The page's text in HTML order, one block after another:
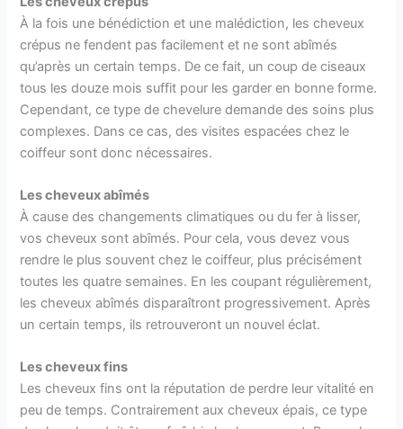
À la fois une bénédiction et une malédiction, les cheveux
crépus ne fendent pas facilement et ne sont abîmés
qu’après un certain temps. De ce fait, un coup de ciseaux
tous les douze mois suffit pour les garder en bonne forme.
Cependant, ce type de chevelure demande des soins plus
complexes. Dans ce cas, des visites espacées chez le
coiffeur sont donc nécessaires.
Les cheveux abîmés
À cause des changements climatiques ou du fer à lisser,
vos cheveux sont abîmés. Pour cela, vous devez vous
rendre le plus souvent chez le coiffeur, plus précisément
toutes les quatre semaines. En les coupant régulièrement,
les cheveux abîmés disparaîtront progressivement. Après
un certain temps, ils retrouveront un nouvel éclat.
Les cheveux fins
Les cheveux fins ont la réputation de perdre leur vitalité en
peu de temps. Contrairement aux cheveux épais, ce type